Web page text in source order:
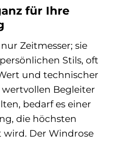
für Ihre
Zeitmesser; sie
Stils, oft
und technischer
wertvollen Begleiter
bedarf es einer
die höchsten
Der Windrose